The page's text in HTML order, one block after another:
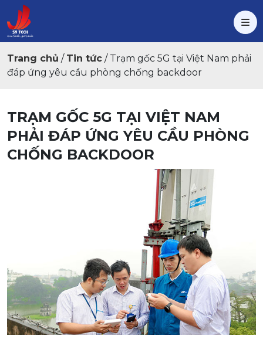
Trang chủ / Tin tức / Trạm gốc 5G tại Việt Nam phải
đáp ứng yêu cầu phòng chống backdoor
TRẠM GỐC 5G TẠI VIỆT NAM
PHẢI ĐÁP ỨNG YÊU CẦU PHÒNG
CHỐNG BACKDOOR